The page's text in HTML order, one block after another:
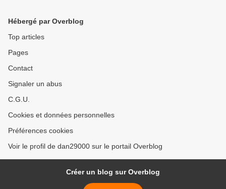
Hébergé par Overblog
Top articles
Pages
Contact
Signaler un abus
C.G.U.
Cookies et données personnelles
Préférences cookies
Voir le profil de dan29000 sur le portail Overblog
Créer un blog sur Overblog